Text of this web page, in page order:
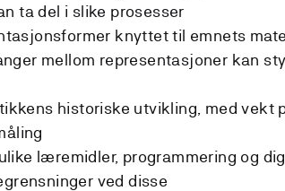
ta del i slike prosesser
knyttet til emnets
mellom representasjoner kan
historiske utvikling, med vekt
læremidler, programmering og
ved disse